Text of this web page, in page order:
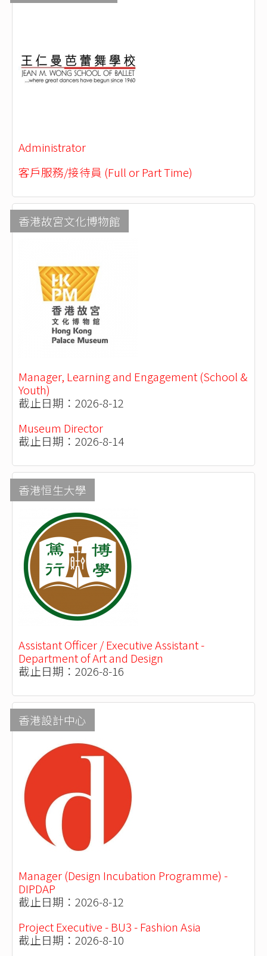
Administrator
客戶服務/接待員 (Full or Part Time)
香港故宮文化博物館
Manager, Learning and Engagement (School &
Youth)
截止日期：2026-8-12
Museum Director
截止日期：2026-8-14
香港恒生大學
Assistant Officer / Executive Assistant -
Department of Art and Design
截止日期：2026-8-16
香港設計中心
Manager (Design Incubation Programme) -
DIPDAP
截止日期：2026-8-12
Project Executive - BU3 - Fashion Asia
截止日期：2026-8-10